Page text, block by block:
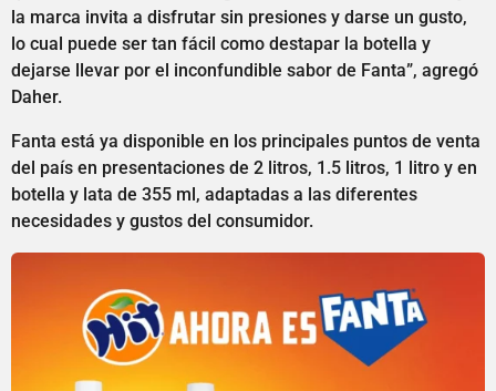
la marca invita a disfrutar sin presiones y darse un gusto,
lo cual puede ser tan fácil como destapar la botella y
dejarse llevar por el inconfundible sabor de Fanta”, agregó
Daher.
Fanta está ya disponible en los principales puntos de venta
del país en presentaciones de 2 litros, 1.5 litros, 1 litro y en
botella y lata de 355 ml, adaptadas a las diferentes
necesidades y gustos del consumidor.